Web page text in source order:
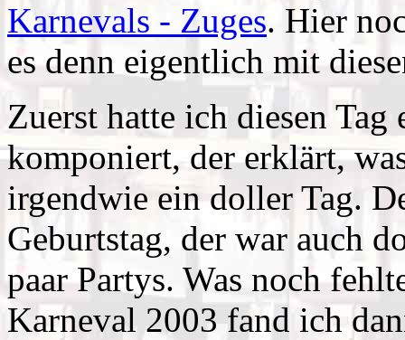
Karnevals - Zuges. Hier
es denn eigentlich mit
Zuerst hatte ich diesen
komponiert, der erklärt,
irgendwie ein doller Tag.
Geburtstag, der war auch
paar Partys. Was noch
Karneval 2003 fand ich